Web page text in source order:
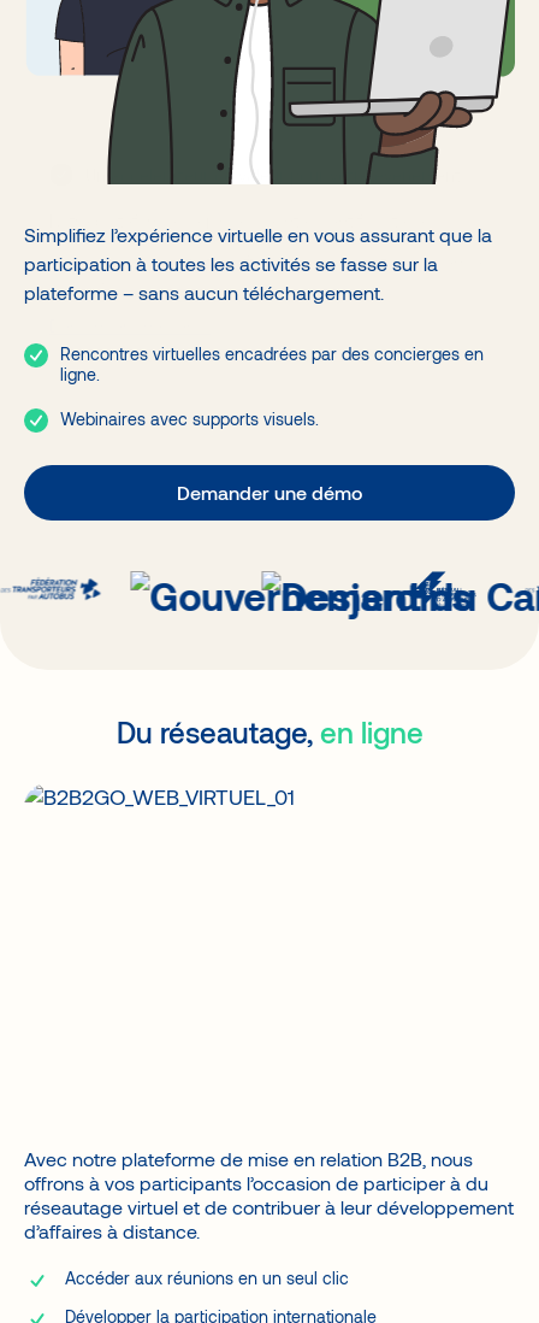
Logistique événementielle
Agences et Organisateurs
Banques
Associations
Gouvernements
Acteurs de jumelage
Un accélérateur de valeur pour votre événement
réseautage lors d’événements d’affaires et réunit
l’ensemble des activités offertes, rehaussant l’expérience
globale.
Simplifiez l’expérience virtuelle en vous assurant que la
participation à toutes les activités se fasse sur la
plateforme – sans aucun téléchargement.
Rencontres virtuelles encadrées par des concierges en
ligne.
Webinaires avec supports visuels.
Demander une démo
Du réseautage, en ligne
Avec notre plateforme de mise en relation B2B, nous
offrons à vos participants l’occasion de participer à du
réseautage virtuel et de contribuer à leur développement
d’affaires à distance.
Accéder aux réunions en un seul clic
Développer la participation internationale